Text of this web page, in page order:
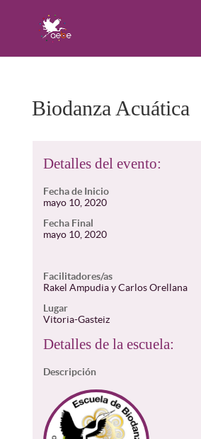
Biodanza Acuática
Detalles del evento:
Fecha de Inicio
mayo 10, 2020
Fecha Final
mayo 10, 2020
Facilitadores/as
Rakel Ampudia y Carlos Orellana
Lugar
Vitoria-Gasteiz
Detalles de la escuela:
Descripción